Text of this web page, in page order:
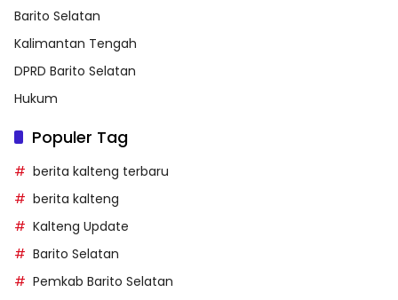
Barito Selatan
Kalimantan Tengah
DPRD Barito Selatan
Hukum
Populer Tag
berita kalteng terbaru
berita kalteng
Kalteng Update
Barito Selatan
Pemkab Barito Selatan